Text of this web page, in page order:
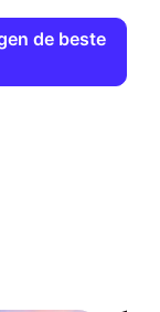
de beste